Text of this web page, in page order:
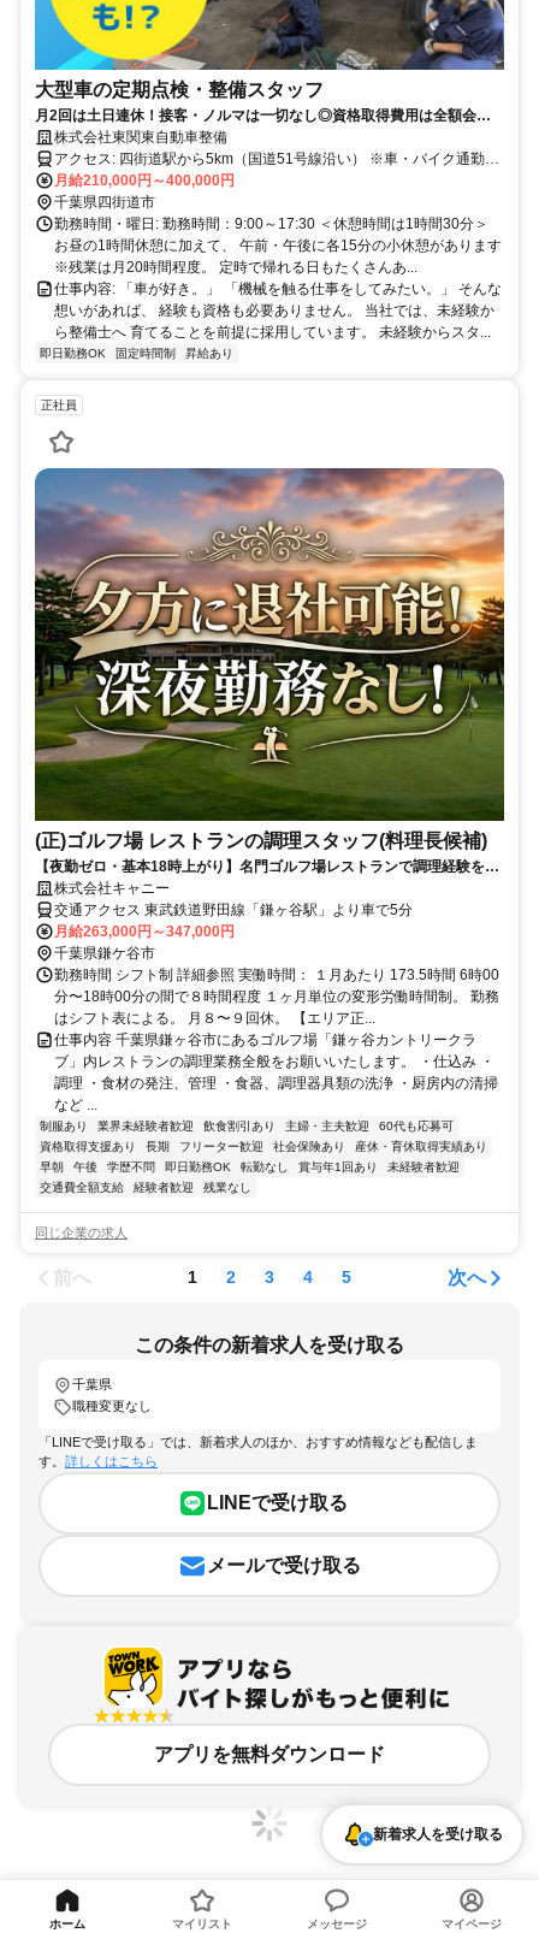
大型車の定期点検・整備スタッフ
月2回は土日連休！接客・ノルマは一切なし◎資格取得費用は全額会社
負担◎ゼロから"手に職"をつけられる環境です！
株式会社東関東自動車整備
アクセス: 四街道駅から5km（国道51号線沿い） ※車・バイク通勤
OK！ ※駐車場完備 車の運転が好きで、毎日1時間以上かけて 車通勤
するスタッフもいますよ！
月給210,000円～400,000円
千葉県四街道市
勤務時間・曜日: 勤務時間：9:00～17:30 ＜休憩時間は1時間30分＞
お昼の1時間休憩に加えて、 午前・午後に各15分の小休憩があります
※残業は月20時間程度。 定時で帰れる日もたくさんあ...
仕事内容: 「車が好き。」 「機械を触る仕事をしてみたい。」 そんな
想いがあれば、 経験も資格も必要ありません。 当社では、未経験か
ら整備士へ 育てることを前提に採用しています。 未経験からスタ...
即日勤務OK 固定時間制 昇給あり
正社員
(正)ゴルフ場 レストランの調理スタッフ(料理長候補)
【夜勤ゼロ・基本18時上がり】名門ゴルフ場レストランで調理経験を腰
を据えた仕事に。 グレードコースを運営／将来は料理長へ・40〜50代
の転職も歓迎
株式会社キャニー
交通アクセス 東武鉄道野田線「鎌ヶ谷駅」より車で5分
月給263,000円～347,000円
千葉県鎌ケ谷市
勤務時間 シフト制 詳細参照 実働時間： １月あたり 173.5時間 6時00
分〜18時00分の間で８時間程度 １ヶ月単位の変形労働時間制。 勤務
はシフト表による。 ⽉８〜９回休。 【エリア正...
仕事内容 千葉県鎌ヶ谷市にあるゴルフ場「鎌ヶ谷カントリークラ
ブ」内レストランの調理業務全般をお願いいたします。 ・仕込み ・
調理 ・食材の発注、管理 ・食器、調理器具類の洗浄 ・厨房内の清掃
など ...
制服あり 業界未経験者歓迎 飲食割引あり 主婦・主夫歓迎
60代も応募可
資格取得支援あり
長期 フリーター歓迎 社会保険あり
産休・育休取得実績あり
早朝
午後 学歴不問 即日勤務OK 転勤なし 賞与年1回あり
未経験者歓迎
交通費全額支給
経験者歓迎 残業なし
同じ企業の求人
前へ 1 2 3 4 5 次へ
この条件の新着求人を受け取る
千葉県
職種変更なし
「LINEで受け取る」では、新着求人のほか、おすすめ情報なども配信しま
す。 詳しくはこちら
LINEで受け取る
メールで受け取る
アプリを無料ダウンロード
千葉県、職種変更なしのアルバイト・バイト求人情報
新着求人を受け取る
ホーム マイリスト メッセージ マイページ